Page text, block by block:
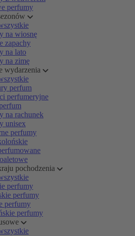
perfumy
na wiosnę
zapachy
na lato
na zimę
wydarzenia
perfum
perfumeryjne
na rachunek
unisex
perfumy
pochodzenia
perfumy
perfumy
perfumy
perfumy